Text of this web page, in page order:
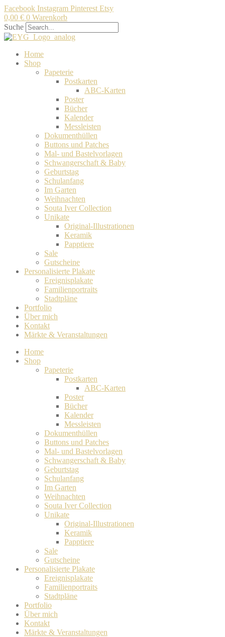
Facebook Instagram Pinterest Etsy
0,00 € 0 Warenkorb
Suche
Home
Shop
Papeterie
Postkarten
ABC-Karten
Poster
Bücher
Kalender
Messleisten
Dokumenthüllen
Buttons und Patches
Mal- und Bastelvorlagen
Schwangerschaft & Baby
Geburtstag
Schulanfang
Im Garten
Weihnachten
Souta Iver Collection
Unikate
Original-Illustrationen
Keramik
Papptiere
Sale
Gutscheine
Personalisierte Plakate
Ereignisplakate
Familienportraits
Stadtpläne
Portfolio
Über mich
Kontakt
Märkte & Veranstaltungen
Home
Shop
Papeterie
Postkarten
ABC-Karten
Poster
Bücher
Kalender
Messleisten
Dokumenthüllen
Buttons und Patches
Mal- und Bastelvorlagen
Schwangerschaft & Baby
Geburtstag
Schulanfang
Im Garten
Weihnachten
Souta Iver Collection
Unikate
Original-Illustrationen
Keramik
Papptiere
Sale
Gutscheine
Personalisierte Plakate
Ereignisplakate
Familienportraits
Stadtpläne
Portfolio
Über mich
Kontakt
Märkte & Veranstaltungen